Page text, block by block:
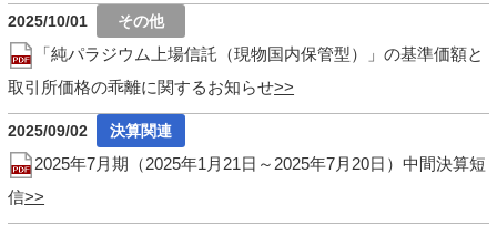
2025/10/01
「純パラジウム上場信託（現物国内保管型）」の基準価額と
取引所価格の乖離に関するお知らせ
2025/09/02
2025年7月期（2025年1月21日～2025年7月20日）中間決算短
信